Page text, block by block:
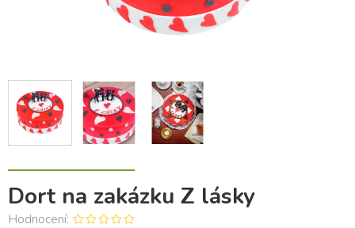
Dort na zakázku Z lásky
Hodnocení: